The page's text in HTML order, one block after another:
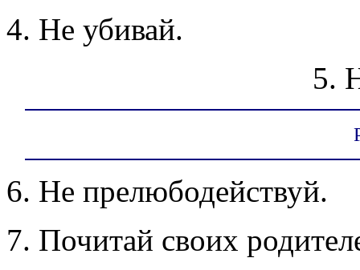
4. Не убивай.
5.
6. Не прелюбодействуй.
7. Почитай своих